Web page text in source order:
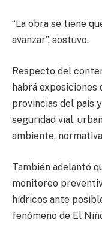
“La obra se tiene
avanzar”, sostuvo.
Respecto del
habrá
provincias del país
seguridad vial,
ambiente,
También adelantó
monitoreo
hídricos ante
fenómeno de El